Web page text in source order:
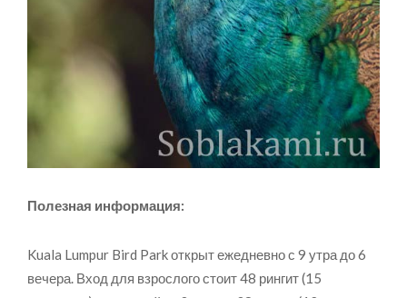
Полезная информация:
Kuala Lumpur Bird Park открыт ежедневно с 9 утра до 6
вечера. Вход для взрослого стоит 48 рингит (15